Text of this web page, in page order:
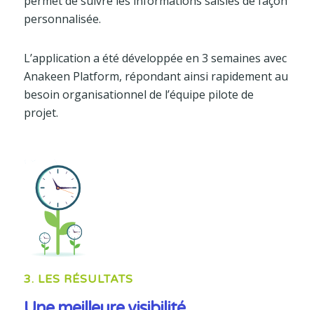
personnalisée.
L’application a été développée en 3 semaines avec
Anakeen Platform, répondant ainsi rapidement au
besoin organisationnel de l’équipe pilote de
projet.
3. LES RÉSULTATS